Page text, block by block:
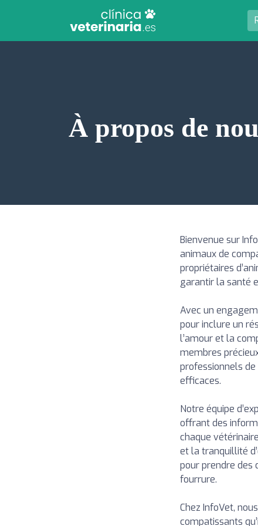
À propos de
Bienvenue sur
animaux de
propriétaires
garantir la santé
Avec un
pour inclure un
l’amour et la
membres
professionnels
efficaces.
Notre équipe
offrant des
chaque
et la tranquillité
pour prendre des
fourrure.
Chez InfoVet,
compatissants